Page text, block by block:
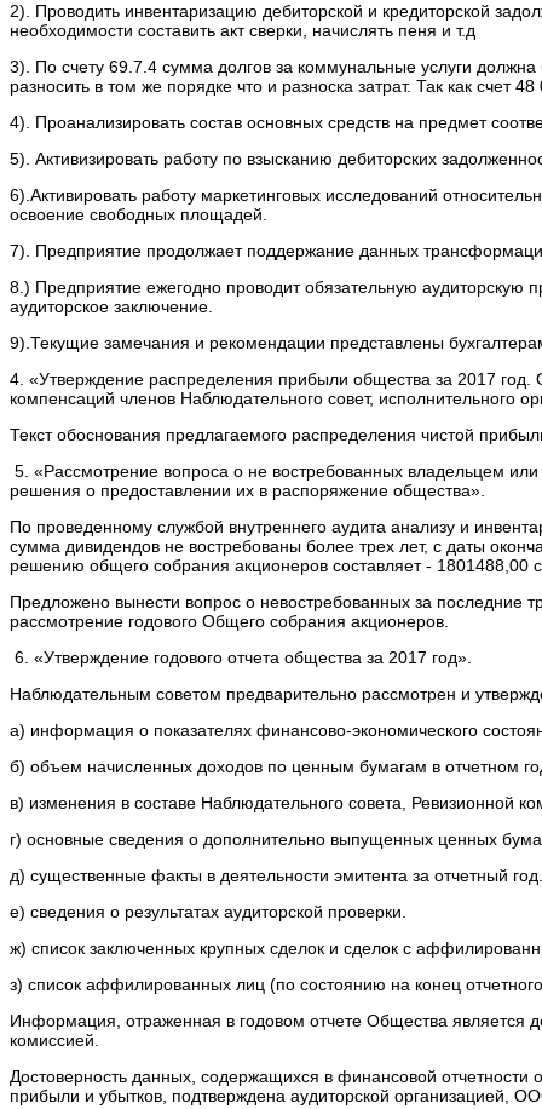
2). Проводить инвентаризацию дебиторской и кредиторской
необходимости составить акт сверки, начислять пеня и т.д
3). По счету 69.7.4 сумма долгов за коммунальные услуги
разносить в том же порядке что и разноска затрат. Так как счет
4). Проанализировать состав основных средств на предмет
5). Активизировать работу по взысканию дебиторских
6).Активировать работу маркетинговых исследований
освоение свободных площадей.
7). Предприятие продолжает поддержание данных
8.) Предприятие ежегодно проводит обязательную аудиторскую
аудиторское заключение.
9).Текущие замечания и рекомендации представлены
4. «Утверждение распределения прибыли общества за 2017
компенсаций членов Наблюдательного совет, исполнительного
Текст обоснования предлагаемого распределения чистой
5. «Рассмотрение вопроса о не востребованных владельцем
решения о предоставлении их в распоряжение общества».
По проведенному службой внутреннего аудита анализу и
сумма дивидендов не востребованы более трех лет, с даты
решению общего собрания акционеров составляет - 1801488,00
Предложено вынести вопрос о невостребованных за последние
рассмотрение годового Общего собрания акционеров.
6. «Утверждение годового отчета общества за 2017 год».
Наблюдательным советом предварительно рассмотрен и
а) информация о показателях финансово-экономического
б) объем начисленных доходов по ценным бумагам в отчетном
в) изменения в составе Наблюдательного совета, Ревизионной
г) основные сведения о дополнительно выпущенных ценных
д) существенные факты в деятельности эмитента за отчетный год.
е) сведения о результатах аудиторской проверки.
ж) список заключенных крупных сделок и сделок с
з) список аффилированных лиц (по состоянию на конец
Информация, отраженная в годовом отчете Общества является
комиссией.
Достоверность данных, содержащихся в финансовой
прибыли и убытков, подтверждена аудиторской организацией,